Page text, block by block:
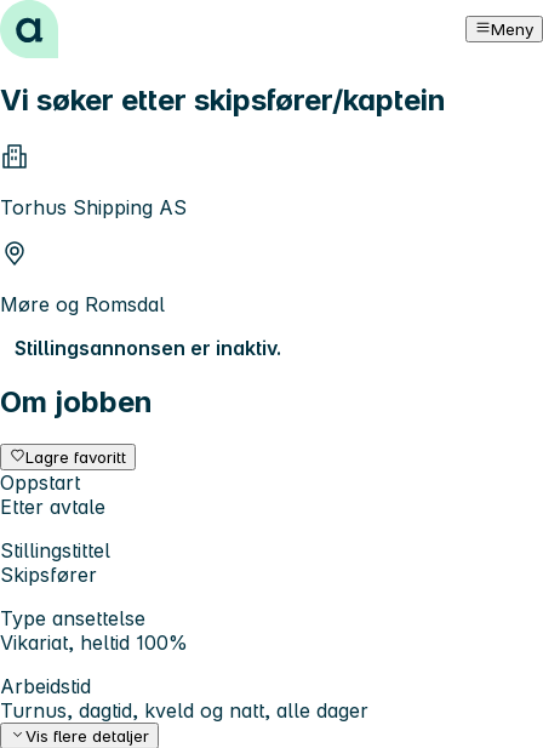
Hopp til innhold Meny
Vi søker etter skipsfører/kaptein
Torhus Shipping AS
Møre og Romsdal
Stillingsannonsen er inaktiv.
Om jobben
Lagre favoritt
Oppstart
Etter avtale
Stillingstittel
Skipsfører
Type ansettelse
Vikariat, heltid 100%
Arbeidstid
Turnus, dagtid, kveld og natt, alle dager
Vis flere detaljer